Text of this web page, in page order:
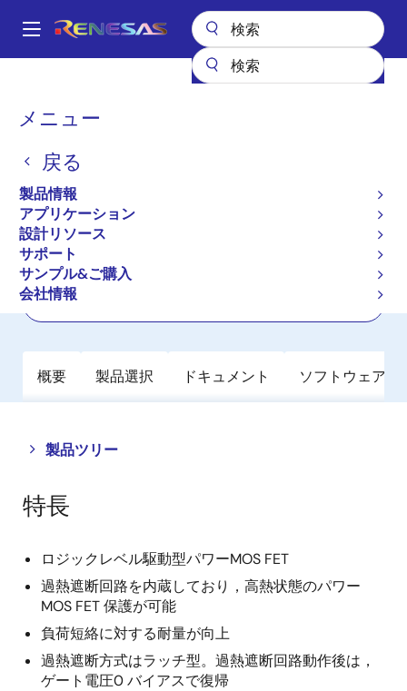
ン
Main
メニュー
戻る
製品情報
アプリケーション
設計リソース
サポート
サンプル&ご購入
会社情報
パ
く
ず
パワーディスクリート パワーMOSFET RJF0412JSP
RJF0412JSP
アクティブ
Nch Thermal FET 40V 10A 37mohm
SOP-8 / SOIC-8
概要 製品選択 ドキュメント ソフトウェア／
製品ツリー
Close
tree
menu
Open
tree
menu
特長
ロジックレベル駆動型パワーMOS FET
過熱遮断回路を内蔵しており，高熱状態のパワー
MOS FET 保護が可能
負荷短絡に対する耐量が向上
過熱遮断方式はラッチ型。過熱遮断回路動作後は，
ゲート電圧0 バイアスで復帰